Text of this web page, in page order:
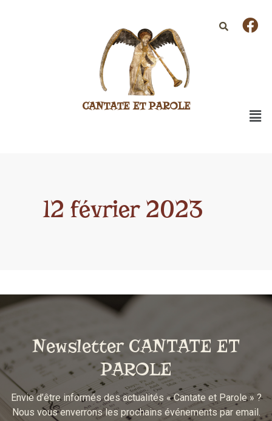
CANTATE ET PAROLE
12 février 2023
Newsletter CANTATE ET
PAROLE
Envie d’être informés des actualités « Cantate et Parole » ?
Nous vous enverrons les prochains événements par email.